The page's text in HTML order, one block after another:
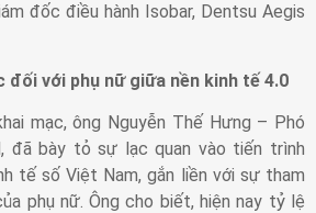
đốc điều hành Isobar, Dentsu Aegis
đối với phụ nữ giữa nền kinh tế 4.0
mạc, ông Nguyễn Thế Hưng – Phó
đã bày tỏ sự lạc quan vào tiến trình
tế số Việt Nam, gắn liền với sự tham
phụ nữ. Ông cho biết, hiện nay tỷ lệ